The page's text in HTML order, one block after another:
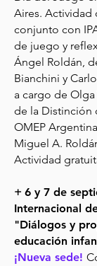
Aires. Actividad
conjunto con
de juego y
Ángel Roldán,
Bianchini y
a cargo de
de la Distinción
OMEP
Miguel A.
Actividad
+ 6 y 7 de
Internacional
"Diálogos y
educación
¡Nueva sede!